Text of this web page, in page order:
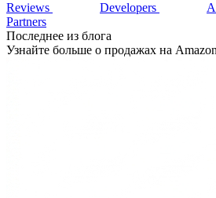
Reviews Developers
Partners
Последнее из блога
Узнайте больше о продажах на